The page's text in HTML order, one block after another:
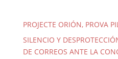
PROJECTE ORIÓN, PROVA
SILENCIO Y
DE CORREOS ANTE LA